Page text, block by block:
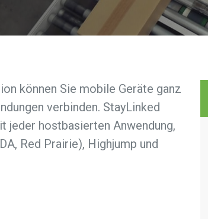
können Sie mobile Geräte ganz
verbinden. StayLinked
jeder hostbasierten Anwendung,
Red Prairie), Highjump und